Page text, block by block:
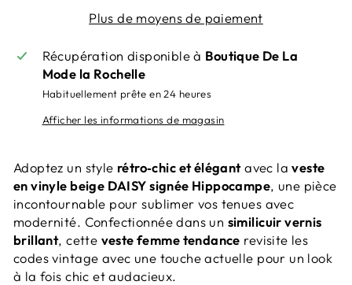
Plus de moyens de paiement
Récupération disponible à Boutique De La
Mode la Rochelle
Habituellement prête en 24 heures
Afficher les informations de magasin
Adoptez un style rétro‑chic et élégant avec la veste
en vinyle beige DAISY signée Hippocampe, une pièce
incontournable pour sublimer vos tenues avec
modernité. Confectionnée dans un similicuir vernis
brillant, cette veste femme tendance revisite les
codes vintage avec une touche actuelle pour un look
à la fois chic et audacieux.